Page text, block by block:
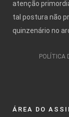
atenção
tal postura não
quinzenário no
POLÍTICA
ÁREA DO